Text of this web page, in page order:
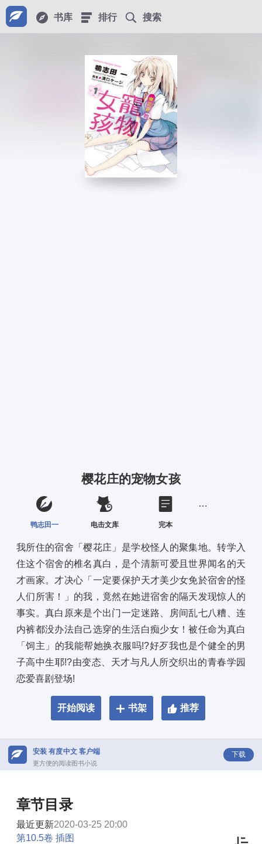
书库 排行 搜索
樱花庄的宠物女孩
鸭志田一 电击文库 完本
我所住的宿舍「樱花庄」是学校怪人的聚集地。转学入
住这个宿舍的椎名真白，是个清新可爱且世界闻名的天
才画家。才决心「一定要保护天才美少女免於宿舍的怪
人们所害！」的我，竟然在她进宿舍的隔天发现惊人的
事实。真白原来是个出门一定迷路、房间乱七八糟、连
内裤都没办法自己选穿的生活白痴少女！被任命为真白
「饲主」的我能帮她换衣服吗!?好歹我也是个健全的男
子高中生耶!?由变态、天才与凡人所交织出的青春学园
恋爱喜剧登场!
开始阅读 书架 推荐
安装 有度中文 客户端
更方便的阅读图书小说
下载
章节目录
最近更新2020-03-25 20:00
第10.5卷 插图